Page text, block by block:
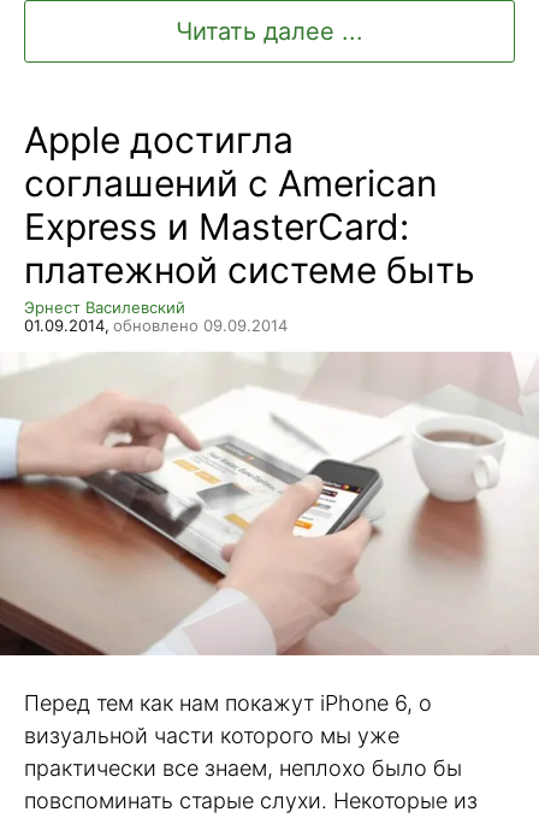
Читать далее ...
Apple достигла
соглашений с American
Express и MasterCard:
платежной системе быть
Эрнест Василевский
01.09.2014, обновлено 09.09.2014
Перед тем как нам покажут iPhone 6, о
визуальной части которого мы уже
практически все знаем, неплохо было бы
повспоминать старые слухи. Некоторые из